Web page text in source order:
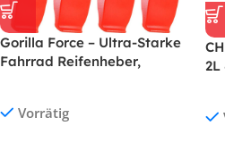
Gorilla Force – Ultra-Starke
Fahrrad Reifenheber,
Vorrätig